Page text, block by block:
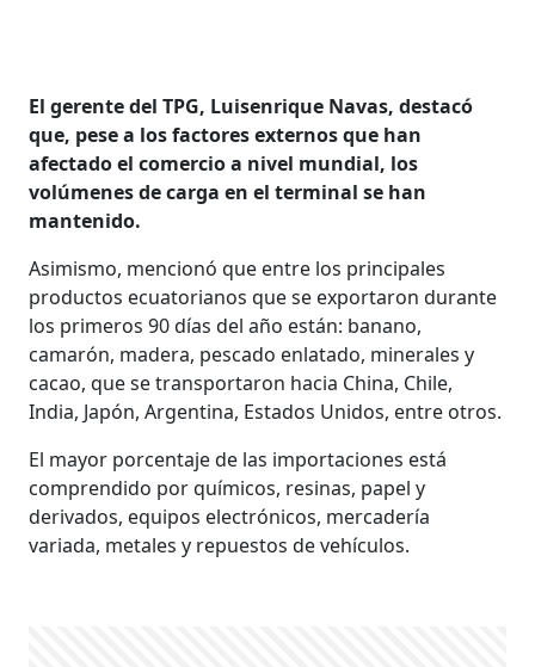
El gerente del TPG, Luisenrique Navas, destacó
que, pese a los factores externos que han
afectado el comercio a nivel mundial, los
volúmenes de carga en el terminal se han
mantenido.
Asimismo, mencionó que entre los principales
productos ecuatorianos que se exportaron durante
los primeros 90 días del año están: banano,
camarón, madera, pescado enlatado, minerales y
cacao, que se transportaron hacia China, Chile,
India, Japón, Argentina, Estados Unidos, entre otros.
El mayor porcentaje de las importaciones está
comprendido por químicos, resinas, papel y
derivados, equipos electrónicos, mercadería
variada, metales y repuestos de vehículos.